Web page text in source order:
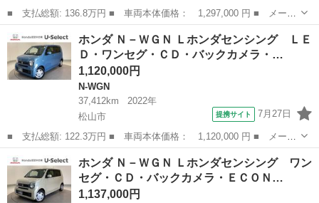
■ 支払総額: 136.8万円 ■ 車両本体価格： 1,297,000 円 ■ メーカ
ー名： ホンダ ■ 車種名： Ｎ－ＷＧＮ ■ グレード名： Ｌ デ
ィスプレイオーディオ・バックカメラ・ＥＣＯＮスイッチ・スマート
キー・シ...
愛媛 N-WGN
ホンダ Ｎ－ＷＧＮ Ｌホンダセンシング ＬＥ
Ｄ・ワンセグ・ＣＤ・バックカメラ・…
1,120,000円
N-WGN
37,412km
2022年
松山市
提携サイト 7月27日
■ 支払総額: 122.3万円 ■ 車両本体価格： 1,120,000 円 ■ メーカ
ー名： ホンダ ■ 車種名： Ｎ－ＷＧＮ ■ グレード名： Ｌホン
ダセンシング ＬＥＤ・ワンセグ・ＣＤ・バックカメラ・ＥＣＯＮス
イッチ・...
愛媛 N-WGN
ホンダ Ｎ－ＷＧＮ Ｌホンダセンシング ワン
セグ・ＣＤ・バックカメラ・ＥＣＯＮ…
1,137,000円